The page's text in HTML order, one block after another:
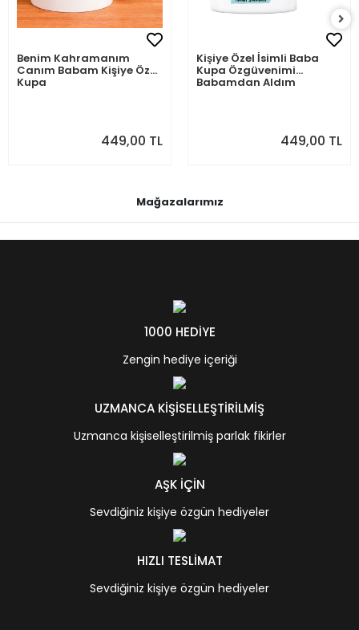
Benim Kahramanım
Canım Babam Kişiye Özel
Kupa
449,00 TL
Kişiye Özel İsimli Baba
Kupa Özgüvenimi
Babamdan Aldım
449,00 TL
Mağazalarımız
1000 HEDİYE
Zengin hediye içeriği
UZMANCA KİŞİSELLEŞTİRİLMİŞ
Uzmanca kişiselleştirilmiş parlak fikirler
AŞK İÇİN
Sevdiğiniz kişiye özgün hediyeler
HIZLI TESLİMAT
Sevdiğiniz kişiye özgün hediyeler